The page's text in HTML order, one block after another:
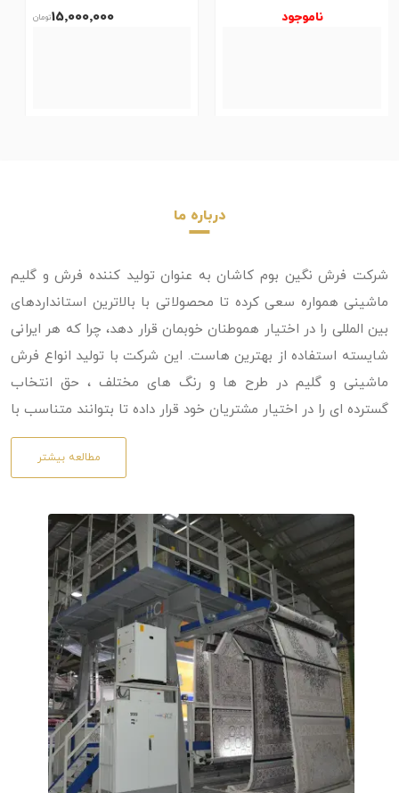
ناموجود 15٬000٬000
درباره ما
شرکت فرش نگین بوم کاشان به عنوان تولید کننده فرش و گلیم
ماشینی همواره سعی کرده تا محصولاتی با بالاترین استانداردهای
بین المللی را در اختیار هموطنان خوبمان قرار دهد، چرا که هر ایرانی
شایسته استفاده از بهترین هاست. این شرکت با تولید انواع فرش
ماشینی و گلیم در طرح ها و رنگ های مختلف ، حق انتخاب
گسترده ای را در اختیار مشتریان خود قرار داده تا بتوانند متناسب با
سلیقه خود ، فرش ماشینی و گلیم مورد علاقه خود را به راحتی
مطالعه بیشتر